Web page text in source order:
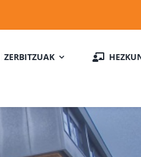
ZERBITZUAK